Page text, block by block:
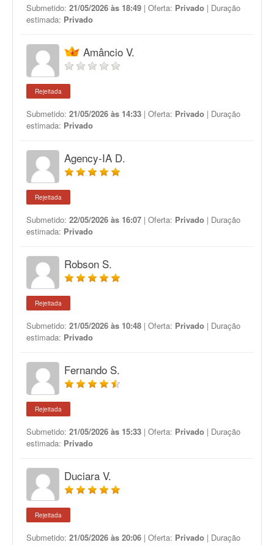
Submetido: 21/05/2026 às 18:49 | Oferta: Privado | Duração
estimada: Privado
Amâncio V.
Rejeitada
Submetido: 21/05/2026 às 14:33 | Oferta: Privado | Duração
estimada: Privado
Agency-IA D.
Rejeitada
Submetido: 22/05/2026 às 16:07 | Oferta: Privado | Duração
estimada: Privado
Robson S.
Rejeitada
Submetido: 21/05/2026 às 10:48 | Oferta: Privado | Duração
estimada: Privado
Fernando S.
Rejeitada
Submetido: 21/05/2026 às 15:33 | Oferta: Privado | Duração
estimada: Privado
Duciara V.
Rejeitada
Submetido: 21/05/2026 às 20:06 | Oferta: Privado | Duração